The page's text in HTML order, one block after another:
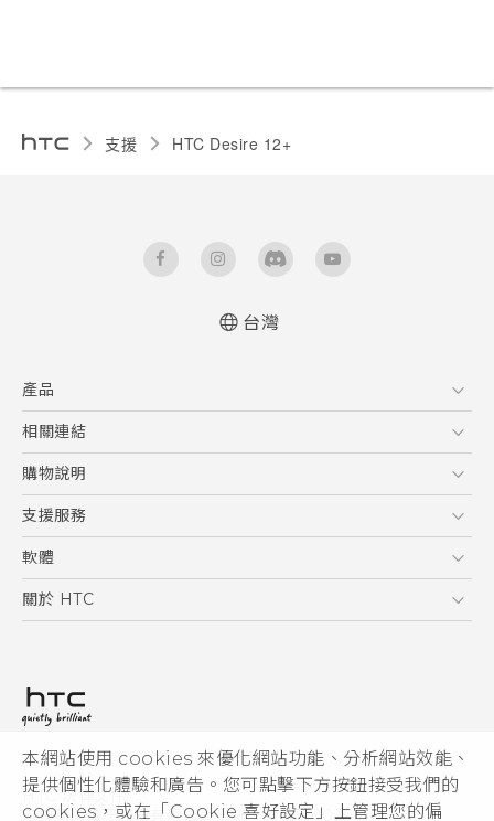
本網站使用 cookies 來優化網站功能、分析網站效能、
提供個性化體驗和廣告。您可點擊下方按鈕接受我們的
cookies，或在「Cookie 喜好設定」上管理您的偏
支援 HTC Desire 12+‎
User manual
台灣
產品
5G
智慧型手機
配件
相關連結
HTC Research
購物說明
購物須知
訂單管理
付款方式
支援服務
到府收送維修服務
服務中心資訊
客戶服務佈告欄
軟體
應用程式
HTC Sync Manager
關於 HTC
投資人
隱私權政策
產品安全性
© 2011-2026 HTC Corporation
HTC 法律文件
宏達國際電子股份有限公司 | 統一編號16003518